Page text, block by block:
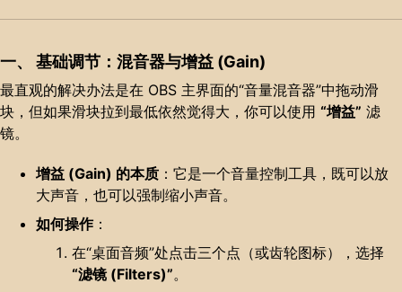
一、 基础调节：混音器与增益 (Gain)
最直观的解决办法是在 OBS 主界面的“音量混音器”中拖动滑
块，但如果滑块拉到最低依然觉得大，你可以使用 “增益” 滤
镜。
增益 (Gain) 的本质 ：它是一个音量控制工具，既可以放
大声音，也可以强制缩小声音。
如何操作：
在“桌面音频”处点击三个点（或齿轮图标），选择
“滤镜 (Filters)”。